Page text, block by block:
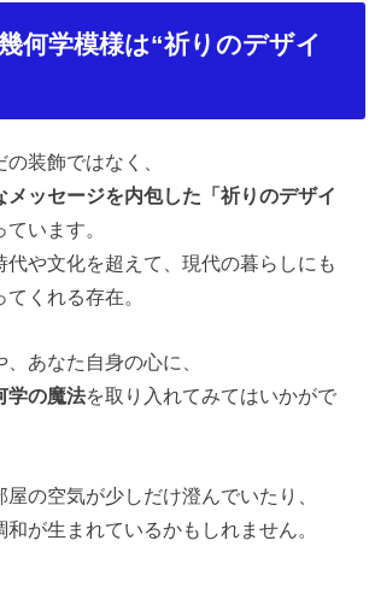
何学模様は“祈りのデザイ
装飾ではなく、
メッセージを内包した「祈りのデザイ
います。
代や文化を超えて、現代の暮らしにも
くれる存在。
あなた自身の心に、
学の魔法を取り入れてみてはいかがで
の空気が少しだけ澄んでいたり、
が生まれているかもしれません。